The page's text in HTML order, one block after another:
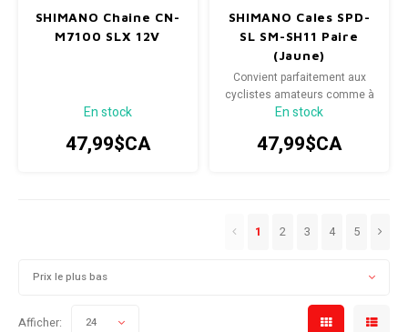
SHIMANO Chaine CN-
M7100 SLX 12V
En stock
47,99$CA
SHIMANO Cales SPD-
SL SM-SH11 Paire
(Jaune)
Convient parfaitement aux
cyclistes amateurs comme à
ceux qui souhaitent simplifier
pédales automatiques.
En stock
47,99$CA
Prix le plus bas
1 2 3 4 5
Afficher: 24